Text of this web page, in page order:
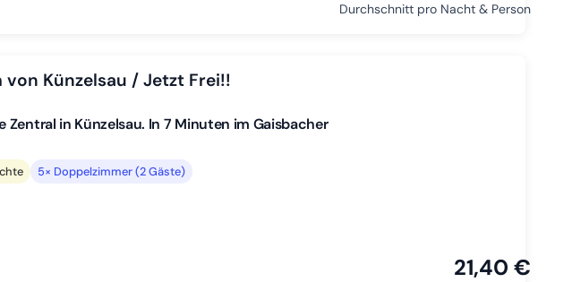
Durchschnitt pro Nacht & Person
Künzelsau / Jetzt Frei!!
Zentral in Künzelsau. In 7 Minuten im Gaisbacher
5× Doppelzimmer (2 Gäste)
21,40 €